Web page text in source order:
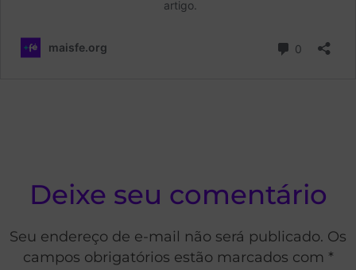
Deixe seu comentário
Seu endereço de e-mail não será publicado. Os
campos obrigatórios estão marcados com *